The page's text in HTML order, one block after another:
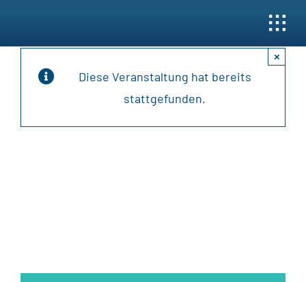
Diese Veranstaltung hat bereits
stattgefunden.
×